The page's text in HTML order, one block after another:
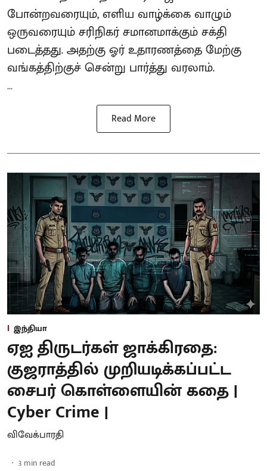
போன்றவரையும், எளிய வாழ்க்கை வாழும்
ஒருவரையும் சரிநிகர் சமானமாக்கும் சக்தி
படைத்தது. அதற்கு ஓர் உதாரணத்தை மேற்கு
வங்கத்திற்குச் சென்று பார்த்து வரலாம்.
...
Read More
இந்தியா
ஏஐ திருடர்கள் ஜாக்கிரதை:
குஜராத்தில் முறியடிக்கப்பட்ட
சைபர் கொள்ளையின் கதை |
Cyber Crime |
விவேக்பாரதி
3 min read